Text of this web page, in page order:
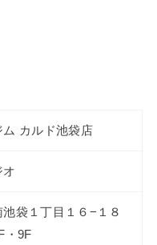
カルド池袋店
オ
袋１丁目１６−１８
・9F